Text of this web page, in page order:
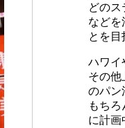
どの
などを
とを目
ハワイ
その他
のパン
もち
に計画